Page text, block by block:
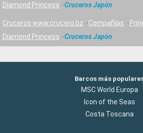
Diamond Princess
Cruceros Japón
Cruceros www.crucero.bz Compañías
Diamond Princess
Cruceros Japón
Barcos más
MSC World Europa
Icon of the Seas
Costa Toscana